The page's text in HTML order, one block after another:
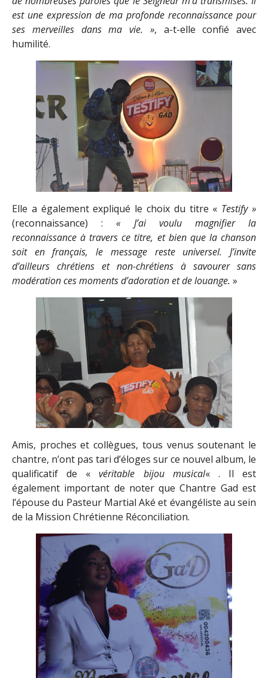
est une expression de ma profonde reconnaissance pour
ses merveilles dans ma vie. », a-t-elle confié avec
humilité.
Elle a également expliqué le choix du titre « Testify »
(reconnaissance) :« J’ai voulu magnifier la
reconnaissance à travers ce titre, et bien que la chanson
soit en français, le message reste universel. J’invite
d’ailleurs chrétiens et non-chrétiens à savourer sans
modération ces moments d’adoration et de louange. »
Amis, proches et collègues, tous venus soutenant le
chantre, n’ont pas tari d’éloges sur ce nouvel album, le
qualificatif de «véritable bijou musical« . Il est
également important de noter que Chantre Gad est
l’épouse du Pasteur Martial Aké et évangéliste au sein
de la Mission Chrétienne Réconciliation.